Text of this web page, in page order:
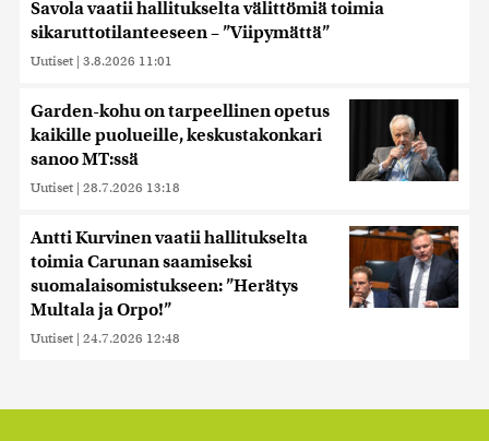
Savola vaatii hallitukselta välittömiä toimia
sikaruttotilanteeseen – ”Viipymättä”
Uutiset | 3.8.2026 11:01
Garden-kohu on tarpeellinen opetus
kaikille puolueille, keskustakonkari
sanoo MT:ssä
Uutiset | 28.7.2026 13:18
Antti Kurvinen vaatii hallitukselta
toimia Carunan saamiseksi
suomalaisomistukseen: ”Herätys
Multala ja Orpo!”
Uutiset | 24.7.2026 12:48